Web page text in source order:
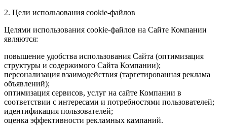
2. Цели использования cookie-файлов
Целями использования cookie-файлов на Сайте Компании
являются:
повышение удобства использования Сайта (оптимизация
структуры и содержимого Сайта Компании);
персонализация взаимодействия (таргетированная реклама
объявлений);
оптимизация сервисов, услуг на сайте Компании в
соответствии с интересами и потребностями пользователей;
идентификация пользователей;
оценка эффективности рекламных кампаний.